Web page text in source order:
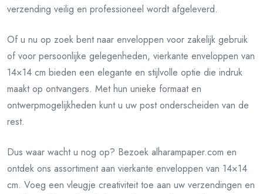
verzending veilig en professioneel wordt afgeleverd.
Of u nu op zoek bent naar enveloppen voor zakelijk gebruik
of voor persoonlijke gelegenheden, vierkante enveloppen van
14×14 cm bieden een elegante en stijlvolle optie die indruk
maakt op ontvangers. Met hun unieke formaat en
ontwerpmogelijkheden kunt u uw post onderscheiden van de
rest.
Dus waar wacht u nog op? Bezoek alharampaper.com en
ontdek ons assortiment aan vierkante enveloppen van 14×14
cm. Voeg een vleugje creativiteit toe aan uw verzendingen en